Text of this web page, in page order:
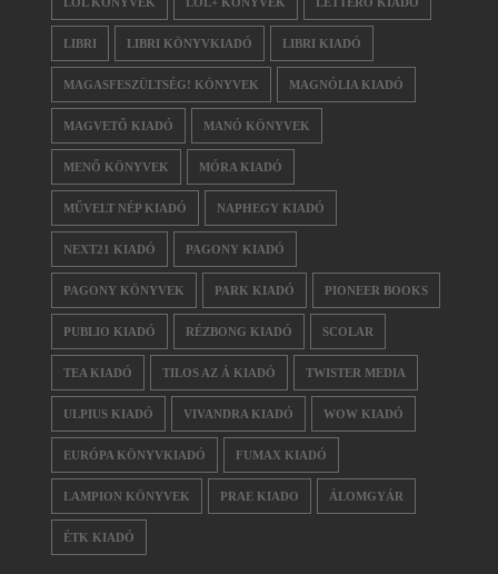
LIBRI LIBRI KÖNYVKIADÓ LIBRI KIADÓ
MAGASFESZÜLTSÉG! KÖNYVEK MAGNÓLIA KIADÓ
MAGVETŐ KIADÓ MANÓ KÖNYVEK
MENŐ KÖNYVEK MÓRA KIADÓ
MŰVELT NÉP KIADÓ NAPHEGY KIADÓ
NEXT21 KIADÓ PAGONY KIADÓ
PAGONY KÖNYVEK PARK KIADÓ PIONEER BOOKS
PUBLIO KIADÓ RÉZBONG KIADÓ SCOLAR
TEA KIADÓ TILOS AZ Á KIADÓ TWISTER MEDIA
ULPIUS KIADÓ VIVANDRA KIADÓ WOW KIADÓ
EURÓPA KÖNYVKIADÓ FUMAX KIADÓ
LAMPION KÖNYVEK PRAE KIADO ÁLOMGYÁR
ÉTK KIADÓ